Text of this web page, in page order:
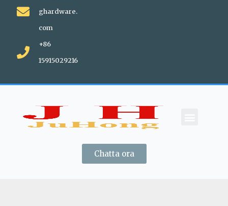
ghardware.
com
+86
15915029216
Chatta ora